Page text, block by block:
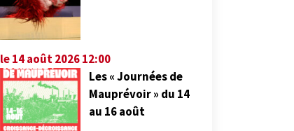
le 14 août 2026 12:00
Les « Journées de
Mauprévoir » du 14
au 16 août